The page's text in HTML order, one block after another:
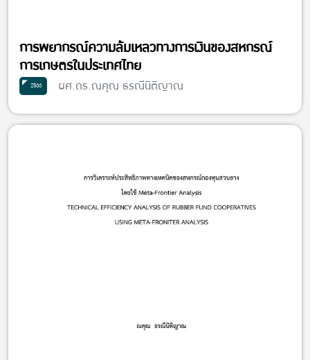
การพยากรณ์ความล้มเหลวทางการเงินของสหกรณ์
การเกษตรในประเทศไทย
2566 ผศ.ดร.ณคุณ ธรณีนิติญาณ